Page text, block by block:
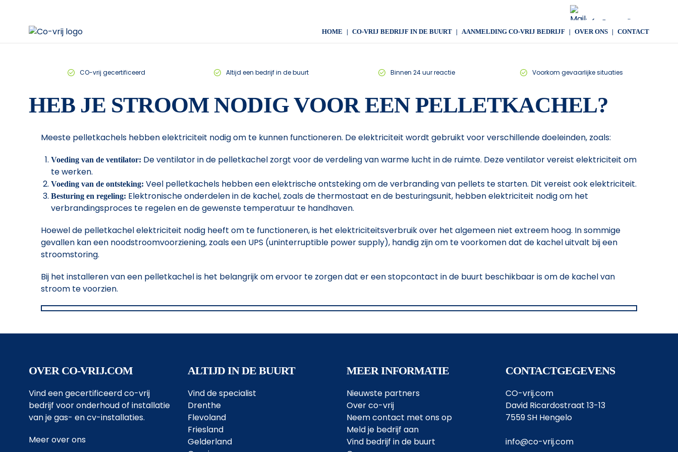
info@co-vrij.com
HOME CO-VRIJ BEDRIJF IN DE BUURT AANMELDING CO-VRIJ BEDRIJF OVER ONS CONTACT
CO-vrij gecertificeerd Altijd een bedrijf in de buurt Binnen 24 uur reactie Voorkom gevaarlijke situaties
HEB JE STROOM NODIG VOOR EEN PELLETKACHEL?
Meeste pelletkachels hebben elektriciteit nodig om te kunnen functioneren. De elektriciteit wordt gebruikt voor verschillende doeleinden, zoals:
Voeding van de ventilator: De ventilator in de pelletkachel zorgt voor de verdeling van warme lucht in de ruimte. Deze ventilator vereist elektriciteit om
te werken.
Voeding van de ontsteking: Veel pelletkachels hebben een elektrische ontsteking om de verbranding van pellets te starten. Dit vereist ook elektriciteit.
Besturing en regeling: Elektronische onderdelen in de kachel, zoals de thermostaat en de besturingsunit, hebben elektriciteit nodig om het
verbrandingsproces te regelen en de gewenste temperatuur te handhaven.
Hoewel de pelletkachel elektriciteit nodig heeft om te functioneren, is het elektriciteitsverbruik over het algemeen niet extreem hoog. In sommige
gevallen kan een noodstroomvoorziening, zoals een UPS (uninterruptible power supply), handig zijn om te voorkomen dat de kachel uitvalt bij een
stroomstoring.
Bij het installeren van een pelletkachel is het belangrijk om ervoor te zorgen dat er een stopcontact in de buurt beschikbaar is om de kachel van
stroom te voorzien.
OVER CO-VRIJ.COM
Vind een gecertificeerd co-vrij
bedrijf voor onderhoud of installatie
van je gas- en cv-installaties.
Meer over ons
ALTIJD IN DE BUURT
Vind de specialist
Drenthe
Flevoland
Friesland
Gelderland
MEER INFORMATIE
Nieuwste partners
Over co-vrij
Neem contact met ons op
Meld je bedrijf aan
Vind bedrijf in de buurt
CONTACTGEGEVENS
CO-vrij.com
David Ricardostraat 13-13
7559 SH Hengelo
info@co-vrij.com